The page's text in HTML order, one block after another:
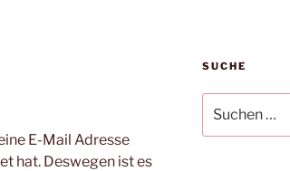
E-Mail Adresse
hat. Deswegen ist es
SUCHE
nach: